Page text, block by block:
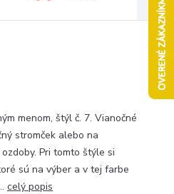
menom, štýl č. 7. Vianočné
stromček alebo na
Pri tomto štýle si
sú na výber a v tej farbe
celý popis